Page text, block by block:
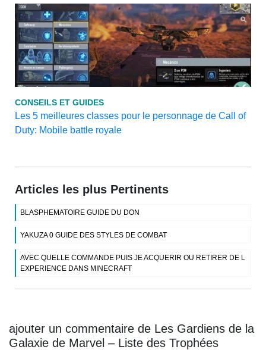
CONSEILS ET GUIDES
Les 5 meilleures classes pour le personnage de Call of
Duty: Mobile battle royale
Articles les plus Pertinents
BLASPHEMATOIRE GUIDE DU DON
YAKUZA 0 GUIDE DES STYLES DE COMBAT
AVEC QUELLE COMMANDE PUIS JE ACQUERIR OU RETIRER DE L
EXPERIENCE DANS MINECRAFT
ajouter un commentaire de Les Gardiens de la
Galaxie de Marvel – Liste des Trophées